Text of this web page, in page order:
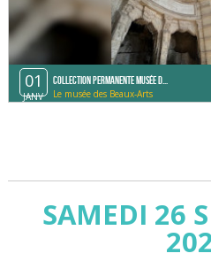
01
JANV
Collection permanente Musée d...
Le musée des Beaux-Arts
SAMEDI 26